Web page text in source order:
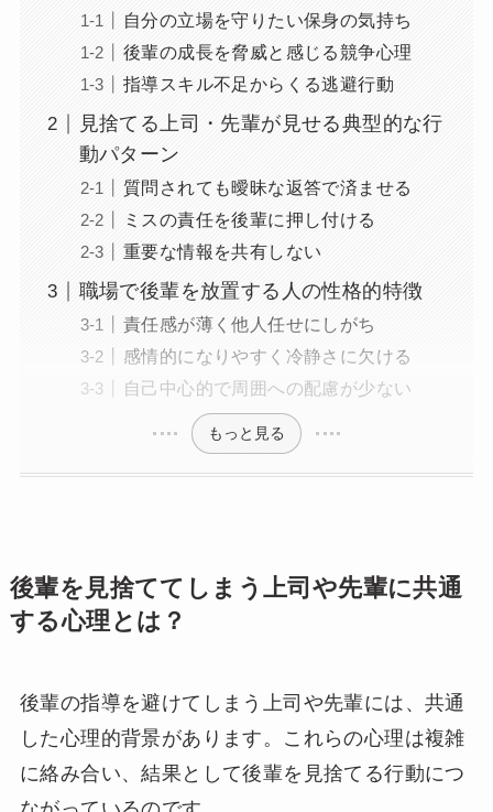
自分の立場を守りたい保身の気持ち
後輩の成長を脅威と感じる競争心理
指導スキル不足からくる逃避行動
見捨てる上司・先輩が見せる典型的な行
動パターン
質問されても曖昧な返答で済ませる
ミスの責任を後輩に押し付ける
重要な情報を共有しない
職場で後輩を放置する人の性格的特徴
責任感が薄く他人任せにしがち
感情的になりやすく冷静さに欠ける
自己中心的で周囲への配慮が少ない
もっと見る
後輩を見捨ててしまう上司や先輩に共通
する心理とは？
後輩の指導を避けてしまう上司や先輩には、共通
した心理的背景があります。これらの心理は複雑
に絡み合い、結果として後輩を見捨てる行動につ